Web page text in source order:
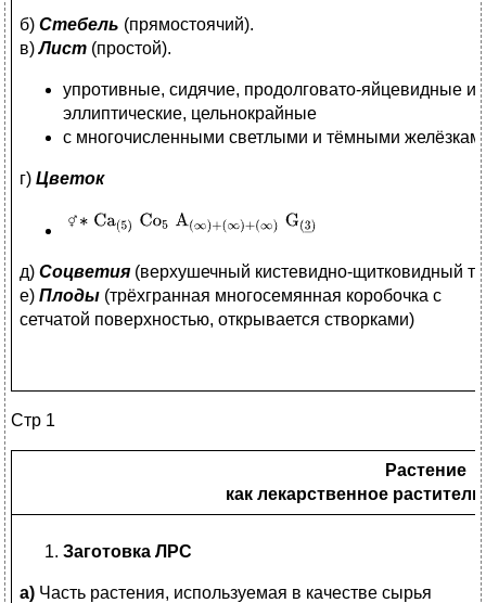
б) Стебель (прямостоячий).
в)Лист (простой).
упротивные, сидячие, продолговато-яйцевидные
эллиптические, цельнокрайные
с многочисленными светлыми и тёмными
г) Цветок
д) Соцветия (верхушечный кистевидно-щитковидный
е) Плоды (трёхгранная многосемянная коробочка с
сетчатой поверхностью, открывается створками)
Стр 1
Растение
как лекарственное
Заготовка ЛРС
а) Часть растения, используемая в качестве сырья